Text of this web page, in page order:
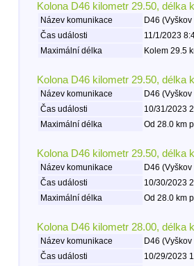
Kolona D46 kilometr 29.50, délka
Název komunikace
D46
Čas události
11/1/2023
Maximální délka
Kolem 29.5
Kolona D46 kilometr 29.50, délka
Název komunikace
D46
Čas události
10/31/2023
Maximální délka
Od 28.0 km
Kolona D46 kilometr 29.50, délka
Název komunikace
D46
Čas události
10/30/2023
Maximální délka
Od 28.0 km
Kolona D46 kilometr 28.00, délka
Název komunikace
D46
Čas události
10/29/2023